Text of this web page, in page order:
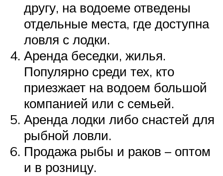
другу, на водоеме отведены
отдельные места, где доступна
ловля с лодки.
Аренда беседки, жилья.
Популярно среди тех, кто
приезжает на водоем большой
компанией или с семьей.
Аренда лодки либо снастей для
рыбной ловли.
Продажа рыбы и раков – оптом
и в розницу.